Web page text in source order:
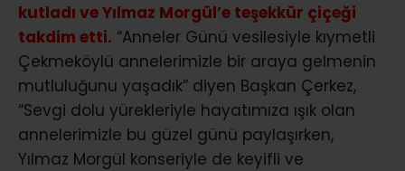
kutladı ve Yılmaz Morgül’e teşekkür çiçeği
takdim etti. “Anneler Günü vesilesiyle kıymetli
Çekmeköylü annelerimizle bir araya gelmenin
mutluluğunu yaşadık” diyen Başkan Çerkez,
“Sevgi dolu yürekleriyle hayatımıza ışık olan
annelerimizle bu güzel günü paylaşırken,
Yılmaz Morgül konseriyle de keyifli ve